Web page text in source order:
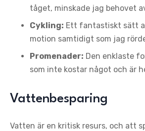
tåget, minskade jag behovet
Cykling: Ett fantastiskt sätt
motion samtidigt som jag
Promenader: Den enklaste
som inte kostar något och är
Vattenbesparing
Vatten är en kritisk resurs, och att